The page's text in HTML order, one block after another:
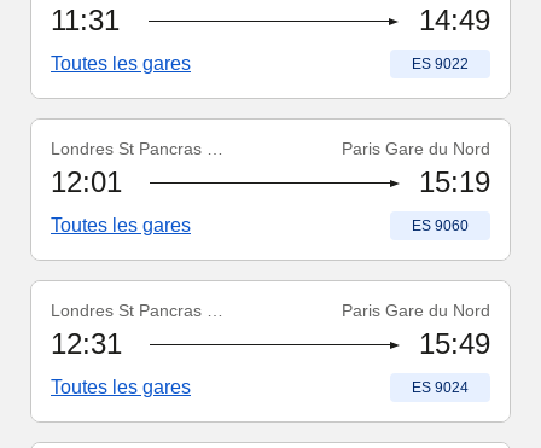
11:31 14:49
Toutes les gares Numéro du train
ES 9022
Numéro du train:
ES 9060Paris Gare du Nord
12:01 15:19
Toutes les gares Numéro du train
ES 9060
Numéro du train:
ES 9024Paris Gare du Nord
12:31 15:49
Toutes les gares Numéro du train
ES 9024